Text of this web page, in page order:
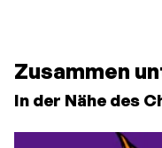
Zusammen
In der Nähe des